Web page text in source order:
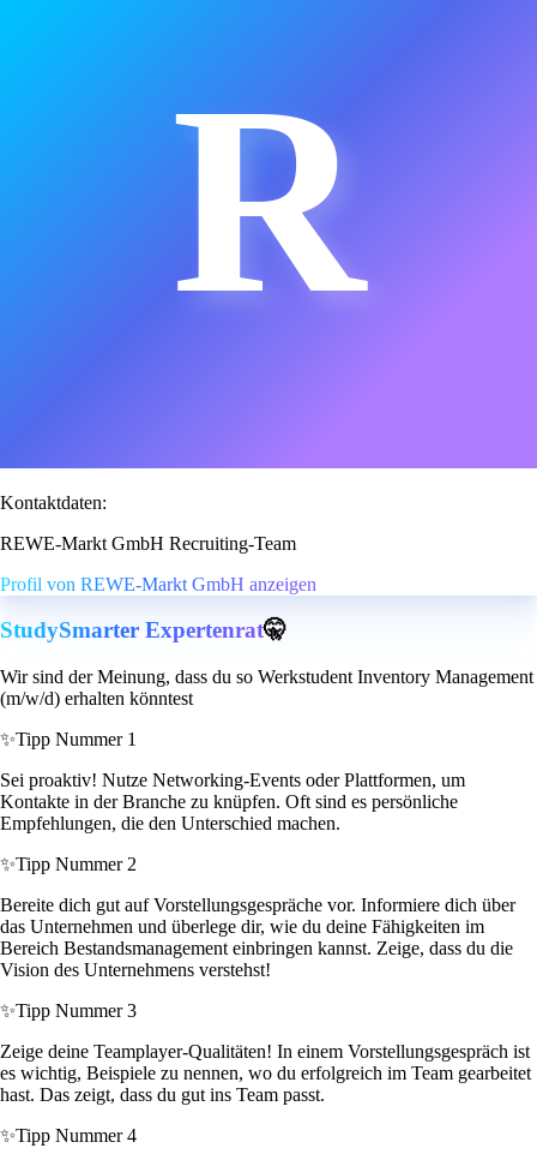
R
Kontaktdaten:
REWE-Markt GmbH Recruiting-Team
Profil von REWE-Markt GmbH anzeigen
StudySmarter Expertenrat🤫
Wir sind der Meinung, dass du so Werkstudent Inventory Management
(m/w/d) erhalten könntest
✨Tipp Nummer 1
Sei proaktiv! Nutze Networking-Events oder Plattformen, um
Kontakte in der Branche zu knüpfen. Oft sind es persönliche
Empfehlungen, die den Unterschied machen.
✨Tipp Nummer 2
Bereite dich gut auf Vorstellungsgespräche vor. Informiere dich über
das Unternehmen und überlege dir, wie du deine Fähigkeiten im
Bereich Bestandsmanagement einbringen kannst. Zeige, dass du die
Vision des Unternehmens verstehst!
✨Tipp Nummer 3
Zeige deine Teamplayer-Qualitäten! In einem Vorstellungsgespräch ist
es wichtig, Beispiele zu nennen, wo du erfolgreich im Team gearbeitet
hast. Das zeigt, dass du gut ins Team passt.
✨Tipp Nummer 4